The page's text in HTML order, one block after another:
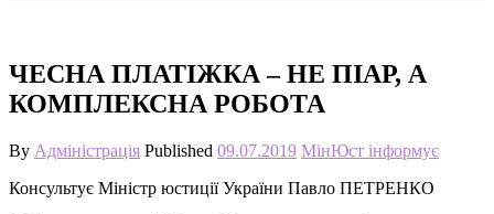
ЧЕСНА ПЛАТІЖКА – НЕ ПІАР, А
КОМПЛЕКСНА РОБОТА
By Адміністрація Published 09.07.2019 МінЮст інформує
Консультує Міністр юстиції України Павло ПЕТРЕНКО